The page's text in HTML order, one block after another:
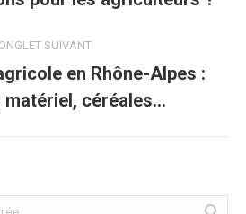
précédent
ONGLET SUIVANT
suivant
en Rhône-Alpes :
céréales…